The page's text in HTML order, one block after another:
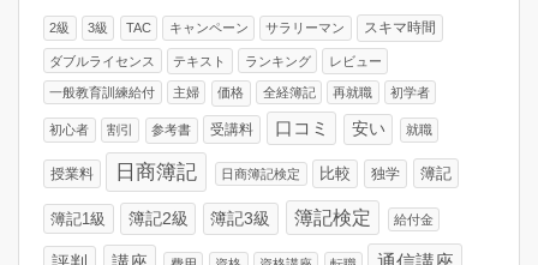
2級 3級 TAC キャンペーン サラリーマン スキマ時間
ダブルライセンス テキスト ランキング レビュー
一般教育訓練給付 主婦 価格 全経簿記 再就職 初学者
初心者 割引 参考書 受講料 口コミ 安い 就職
授業料 日商簿記 日商簿記検定 比較 独学 簿記
簿記1級 簿記2級 簿記3級 簿記検定 給付金